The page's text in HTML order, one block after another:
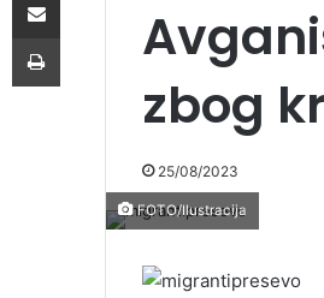
zbog
25/08/2023
FOTO/Ilustracija